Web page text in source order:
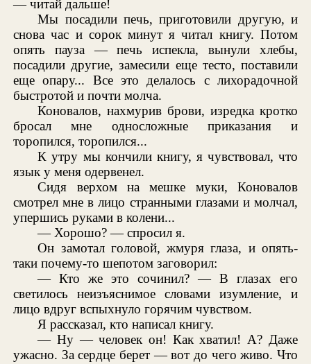
— читай дальше!
Мы посадили печь, приготовили другую, и
снова час и сорок минут я читал книгу. Потом
опять пауза — печь испекла, вынули хлебы,
посадили другие, замесили еще тесто, поставили
еще опару... Все это делалось с лихорадочной
быстротой и почти молча.
Коновалов, нахмурив брови, изредка кротко
бросал мне односложные приказания и
торопился, торопился...
К утру мы кончили книгу, я чувствовал, что
язык у меня одервенел.
Сидя верхом на мешке муки, Коновалов
смотрел мне в лицо странными глазами и молчал,
упершись руками в колени...
— Хорошо? — спросил я.
Он замотал головой, жмуря глаза, и опять-
таки почему-то шепотом заговорил:
— Кто же это сочинил? — В глазах его
светилось неизъяснимое словами изумление, и
лицо вдруг вспыхнуло горячим чувством.
Я рассказал, кто написал книгу.
— Ну — человек он! Как хватил! А? Даже
ужасно. За сердце берет — вот до чего живо. Что